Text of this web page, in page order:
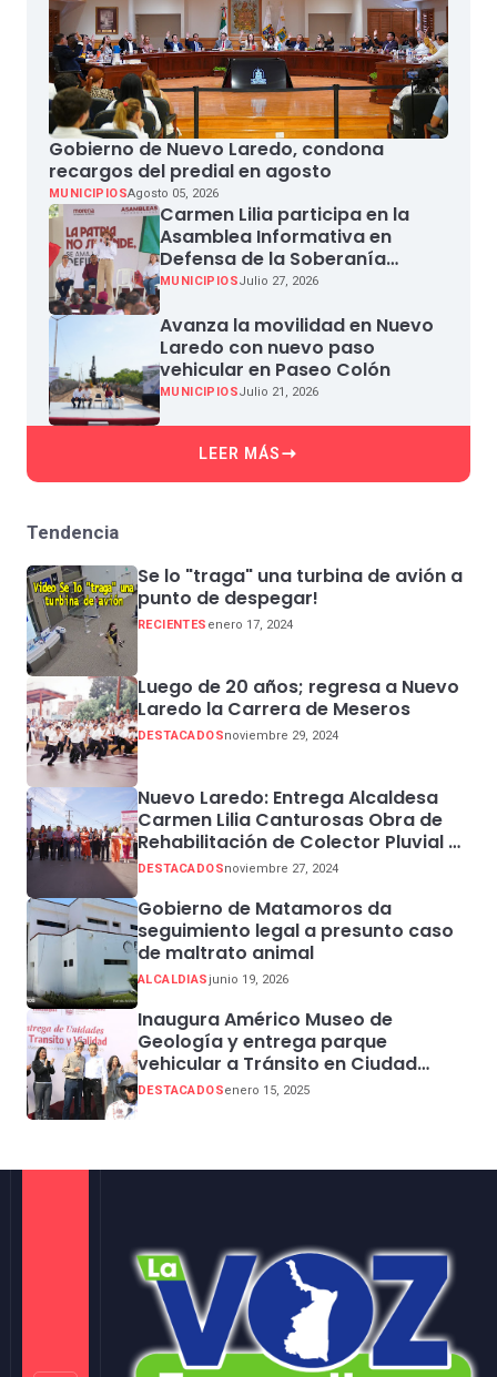
Gobierno de Nuevo Laredo, condona
recargos del predial en agosto
MUNICIPIOSAgosto 05, 2026
Carmen Lilia participa en la
Asamblea Informativa en
Defensa de la Soberanía
Nacional en Miguel Aleman
MUNICIPIOSJulio 27, 2026
Avanza la movilidad en Nuevo
Laredo con nuevo paso
vehicular en Paseo Colón
MUNICIPIOSJulio 21, 2026
LEER MÁS
Tendencia
Se lo "traga" una turbina de avión a
punto de despegar!
RECIENTES enero 17, 2024
Luego de 20 años; regresa a Nuevo
Laredo la Carrera de Meseros
DESTACADOSnoviembre 29, 2024
Nuevo Laredo: Entrega Alcaldesa
Carmen Lilia Canturosas Obra de
Rehabilitación de Colector Pluvial en
Sector Centro
DESTACADOSnoviembre 27, 2024
Gobierno de Matamoros da
seguimiento legal a presunto caso
de maltrato animal
ALCALDIASjunio 19, 2026
Inaugura Américo Museo de
Geología y entrega parque
vehicular a Tránsito en Ciudad
Madero
DESTACADOSenero 15, 2025